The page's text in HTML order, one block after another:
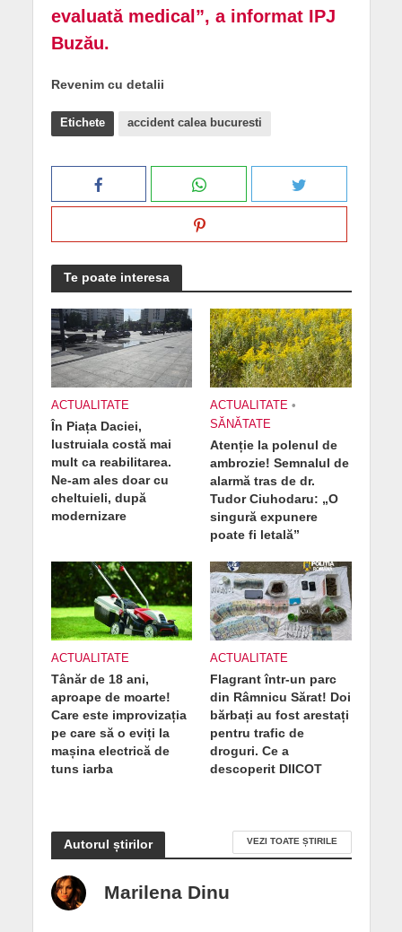
evaluată medical”, a informat IPJ
Buzău.
Revenim cu detalii
Etichete accident calea bucuresti
Te poate interesa
ACTUALITATE
În Piața Daciei,
lustruiala costă mai
mult ca reabilitarea.
Ne-am ales doar cu
cheltuieli, după
modernizare
ACTUALITATE •
SĂNĂTATE
Atenție la polenul de
ambrozie! Semnalul de
alarmă tras de dr.
Tudor Ciuhodaru: „O
singură expunere
poate fi letală”
ACTUALITATE
Tânăr de 18 ani,
aproape de moarte!
Care este improvizația
pe care să o eviți la
mașina electrică de
tuns iarba
ACTUALITATE
Flagrant într-un parc
din Râmnicu Sărat! Doi
bărbați au fost arestați
pentru trafic de
droguri. Ce a
descoperit DIICOT
Autorul știrilor VEZI TOATE ȘTIRILE
Marilena Dinu